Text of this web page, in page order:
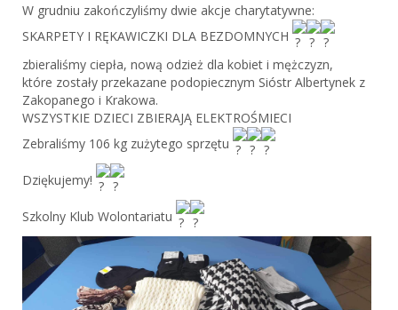
W grudniu zakończyliśmy dwie akcje charytatywne:
SKARPETY I RĘKAWICZKI DLA BEZDOMNYCH
zbieraliśmy ciepła, nową odzież dla kobiet i mężczyzn,
które zostały przekazane podopiecznym Sióstr Albertynek z
Zakopanego i Krakowa.
WSZYSTKIE DZIECI ZBIERAJĄ ELEKTROŚMIECI
Zebraliśmy 106 kg zużytego sprzętu
Dziękujemy!
Szkolny Klub Wolontariatu